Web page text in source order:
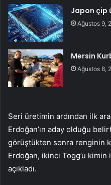
Japon çip
Ağustos 9,
Mersin
Ağustos 8,
Seri üretimin ardından ilk
Erdoğan’ın aday olduğu
görüştükten sonra renginin
Erdoğan, ikinci Togg’u kimin
açıkladı.